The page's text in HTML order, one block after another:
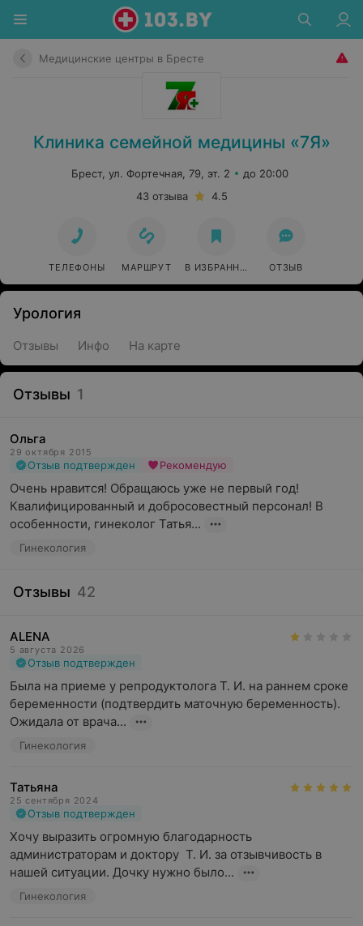
Медицинские центры в Бресте
Клиника семейной медицины «7Я»
Брест, ул. Фортечная, 79, эт. 2
до 20:00
43 отзыва
4.5
ТЕЛЕФОНЫ МАРШРУТ В ИЗБРАННОЕ ОТЗЫВ
Урология
Отзывы Инфо На карте
Отзывы 1
Ольга
29 октября 2015
Отзыв подтвержден Рекомендую
Очень нравится! Обращаюсь уже не первый год!
Квалифицированный и добросовестный персонал! В
особенности, гинеколог Татья...
Гинекология
Отзывы 42
ALENA
5 августа 2026
Отзыв подтвержден
Была на приеме у репродуктолога Т. И. на раннем сроке
беременности (подтвердить маточную беременность).
Ожидала от врача...
Гинекология
Татьяна
25 сентября 2024
Отзыв подтвержден
Хочу выразить огромную благодарность
администраторам и доктору  Т. И. за отзывчивость в
нашей ситуации. Дочку нужно было...
Гинекология